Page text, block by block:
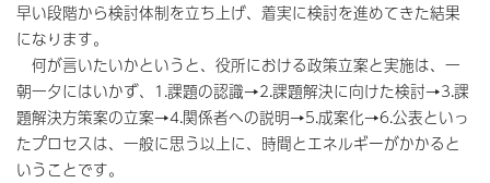
早い段階から検討体制を立ち上げ、着実に検討を進めてきた結果
になります。
何が言いたいかというと、役所における政策立案と実施は、一
朝一夕にはいかず、1.課題の認識→2.課題解決に向けた検討→3.課
題解決方策案の立案→4.関係者への説明→5.成案化→6.公表といっ
たプロセスは、一般に思う以上に、時間とエネルギーがかかると
いうことです。